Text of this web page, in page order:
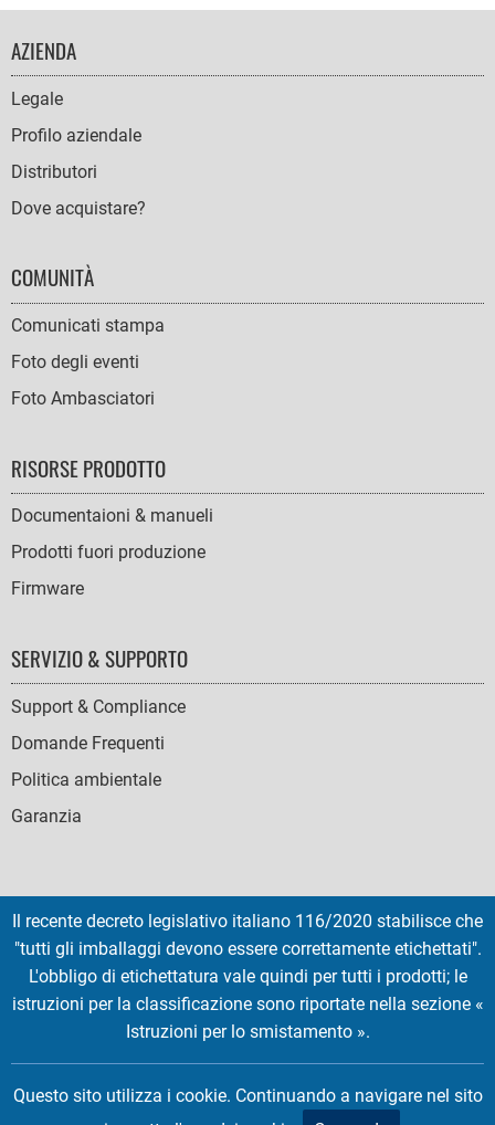
FOOTER
NAVIGATION
AZIENDA
Legale
Profilo aziendale
Distributori
Dove acquistare?
COMUNITÀ
Comunicati stampa
Foto degli eventi
Foto Ambasciatori
RISORSE PRODOTTO
Documentaioni & manueli
Prodotti fuori produzione
Firmware
SERVIZIO & SUPPORTO
Support & Compliance
Domande Frequenti
Politica ambientale
Garanzia
SOCIAL
ICONS
English French Deutsch Italian Español
Copyright © 2026 EMTEC, All rights reserved.
EMTEC® IS A REGISTERED TRADEMARK OF THE DEXXON GROUP.
Il recente decreto legislativo italiano 116/2020 stabilisce che
"tutti gli imballaggi devono essere correttamente etichettati".
L'obbligo di etichettatura vale quindi per tutti i prodotti; le
istruzioni per la classificazione sono riportate nella sezione «
Istruzioni per lo smistamento ».
Questo sito utilizza i cookie. Continuando a navigare nel sito